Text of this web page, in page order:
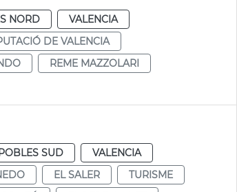
NORD
VALENCIA
DE VALENCIA
REME MAZZOLARI
SUD
VALENCIA
EL SALER
TURISME